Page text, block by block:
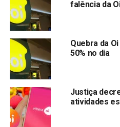
receita de 653 milhões de
Investidores da bolsa
imobiliário com a crise.
As ações da Hering
lucro do 2° tri
Ação do IRB Brasil na
questionam
Ibovespa sofre maior
falência da
Quebra da
50% no dia
Justiça
atividades